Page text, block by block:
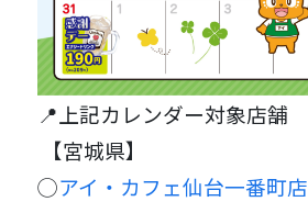
📍上記カレンダー対象店舗
【宮城県】
◯アイ・カフェ仙台一番町店